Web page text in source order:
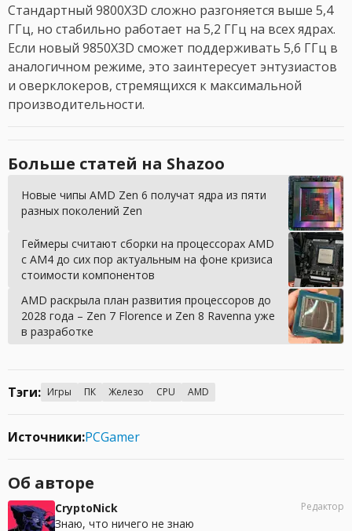
Стандартный 9800X3D сложно разгоняется выше 5,4
ГГц, но стабильно работает на 5,2 ГГц на всех ядрах.
Если новый 9850X3D сможет поддерживать 5,6 ГГц в
аналогичном режиме, это заинтересует энтузиастов
и оверклокеров, стремящихся к максимальной
производительности.
Больше статей на Shazoo
Новые чипы AMD Zen 6 получат ядра из пяти
разных поколений Zen
Геймеры считают сборки на процессорах AMD
с AM4 до сих пор актуальным на фоне кризиса
стоимости компонентов
AMD раскрыла план развития процессоров до
2028 года – Zen 7 Florence и Zen 8 Ravenna уже
в разработке
Тэги: Игры ПК Железо CPU AMD
Источники:PCGamer
Об авторе
CryptoNick
Знаю, что ничего не знаю
Редактор